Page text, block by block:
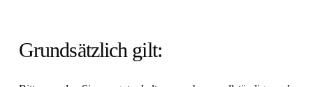
Grundsätzlich gilt: